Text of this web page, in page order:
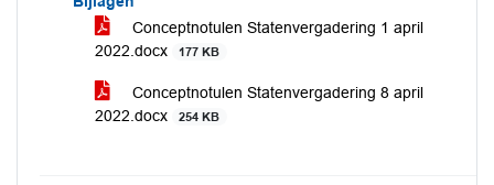
Conceptnotulen Statenvergadering 1 april
2022.docx
177 KB
Conceptnotulen Statenvergadering 8 april
2022.docx
254 KB